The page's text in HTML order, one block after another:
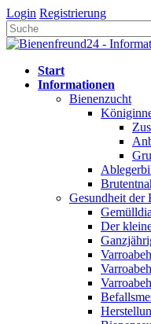
Login Registrierung
Start
Informationen
Bienenzucht
Gesundheit der
Der